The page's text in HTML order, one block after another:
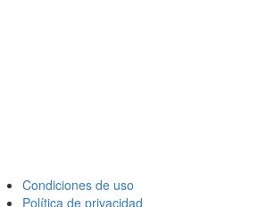
Condiciones de uso
Política de privacidad